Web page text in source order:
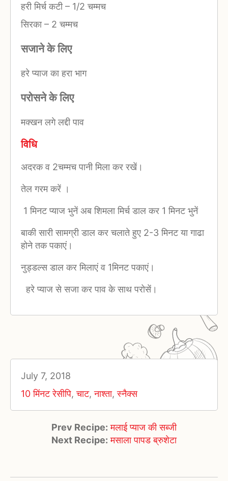
हरी मिर्च कटी– 1/2 चम्मच
सिरका– 2 चम्मच
सजाने के लिए
हरे प्याज का हरा भाग
परोसने के लिए
मक्खन लगे लद्दी पाव
विधि
अदरक व 2चम्मच पानी मिला कर रखें।
तेल गरम करें ।
1 मिनट प्याज भुनें अब शिमला मिर्च डाल कर 1 मिनट भुनें
बाकी सारी सामग्री डाल कर चलाते हुए 2-3 मिनट या गाढा
होने तक पकाएं।
नुड्डल्स डाल कर मिलाएं व 1मिनट पकाएं।
हरे प्याज से सजा कर पाव के साथ परोसें।
July 7, 2018
10 मिंनट रेसीपि,चाट,नाश्ता,स्नैक्स
Prev Recipe: मलाई प्याज की सब्जी
Next Recipe: मसाला पापड ब्रुशेटा